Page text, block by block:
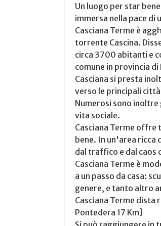
Un luogo per star
immersa nella pace di
Casciana Terme è
torrente Cascina.
circa 3700 abitanti e
comune in provincia di
Casciana si presta
verso le principali città
Numerosi sono inoltre
vita sociale.
Casciana Terme offre
bene. In un'area
dal traffico e dal caos
Casciana Terme è
a un passo da casa:
genere, e tanto altro
Casciana Terme dista
Pontedera 17 Km]